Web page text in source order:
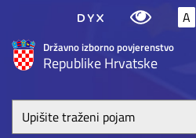
Državno izborno povjerenstvo
Republike Hrvatske
A
Upišite
traženi